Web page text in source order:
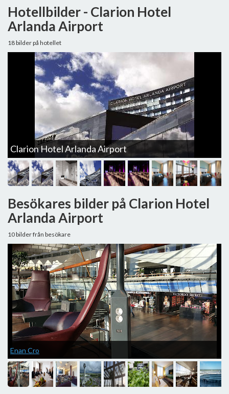
Hotellbilder - Clarion Hotel
Arlanda Airport
18 bilder på hotellet
Clarion Hotel Arlanda Airport
Besökares bilder på Clarion Hotel
Arlanda Airport
10 bilder från besökare
Enan Cro